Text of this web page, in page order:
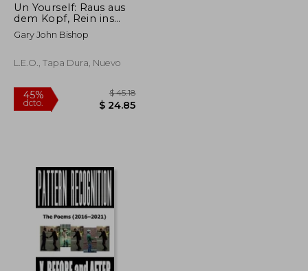
$ 51.96
$ 31.18
40%
dcto.
Un Yourself: Raus aus
dem Kopf, Rein ins
Leben! (en Alemán)
Gary John Bishop
L.E.O., Tapa Dura, Nuevo